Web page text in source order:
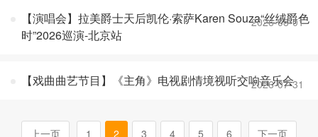
【演唱会】拉美爵士天后凯伦·索萨Karen Souza“丝绒爵色
时”2026巡演-北京站
2026-08-01
【戏曲曲艺节目】《主角》电视剧情境视听交响音乐会
2026-07-31
上一页 1 2 3 4 5 6 下一页